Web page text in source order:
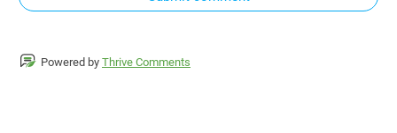
Powered by Thrive Comments